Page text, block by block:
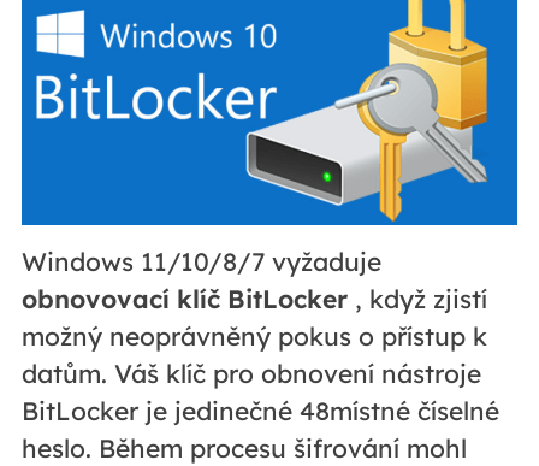
Windows 11/10/8/7 vyžaduje
obnovovací klíč BitLocker, když zjistí
možný neoprávněný pokus o přístup k
datům. Váš klíč pro obnovení nástroje
BitLocker je jedinečné 48místné číselné
heslo. Během procesu šifrování mohl